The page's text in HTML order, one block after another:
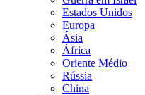
Estados Unidos
Europa
Ásia
África
Oriente Médio
Rússia
China